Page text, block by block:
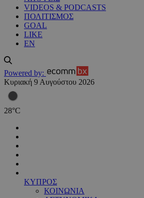
VIDEOS & PODCASTS
ΠΟΛΙΤΙΣΜΟΣ
GOAL
LIKE
EN
Powered by:
Κυριακή 9 Αυγούστου 2026
28°C
ΚΥΠΡΟΣ
ΚΟΙΝΩΝΙΑ